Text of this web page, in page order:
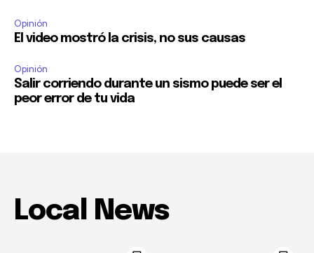
Opinión
El video mostró la crisis, no sus causas
Opinión
Salir corriendo durante un sismo puede ser el
peor error de tu vida
Local News